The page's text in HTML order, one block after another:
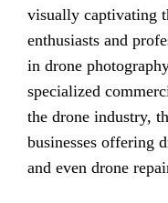
visually captivating
enthusiasts and
in drone
specialized
the drone industry,
businesses offering
and even drone